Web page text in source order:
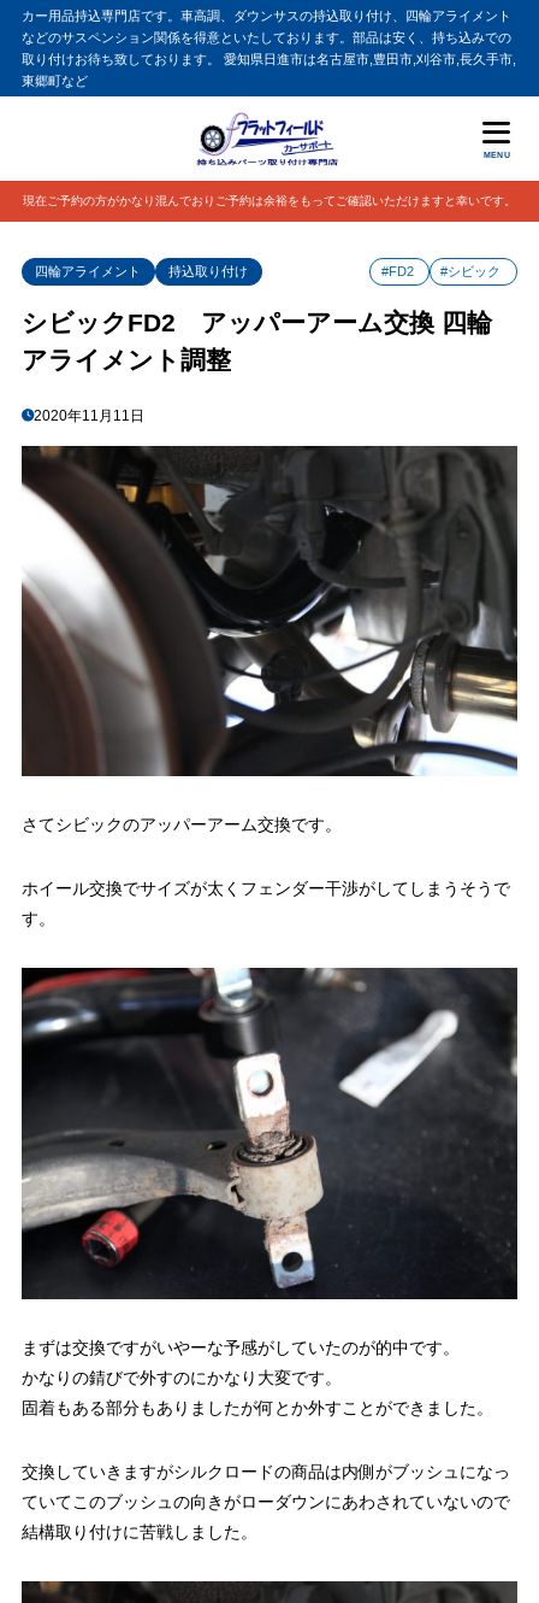
カー用品持込専門店です。車高調、ダウンサスの持込取り付け、四輪アライメント
などのサスペンション関係を得意といたしております。部品は安く、持ち込みでの
取り付けお待ち致しております。 愛知県日進市は名古屋市,豊田市,刈谷市,長久手市,
東郷町など
MENU
現在ご予約の方がかなり混んでおりご予約は余裕をもってご確認いただけますと幸いです。
四輪アライメント 持込取り付け #FD2 #シビック
シビックFD2 アッパーアーム交換 四輪
アライメント調整
2020年11月11日
さてシビックのアッパーアーム交換です。
ホイール交換でサイズが太くフェンダー干渉がしてしまうそうで
す。
まずは交換ですがいやーな予感がしていたのが的中です。
かなりの錆びで外すのにかなり大変です。
固着もある部分もありましたが何とか外すことができました。
交換していきますがシルクロードの商品は内側がブッシュになっ
ていてこのブッシュの向きがローダウンにあわされていないので
結構取り付けに苦戦しました。